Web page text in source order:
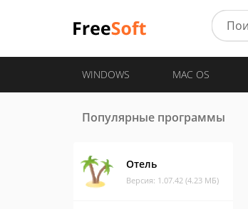
WINDOWS MAC OS
Популярные программы
Отель
Версия: 1.07.42 (4.23 МБ)